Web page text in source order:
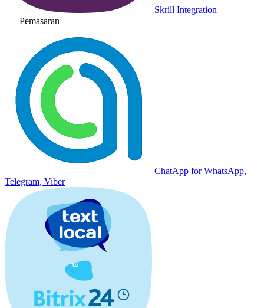
Skrill Integration
Pemasaran
ChatApp for WhatsApp,
Telegram, Viber